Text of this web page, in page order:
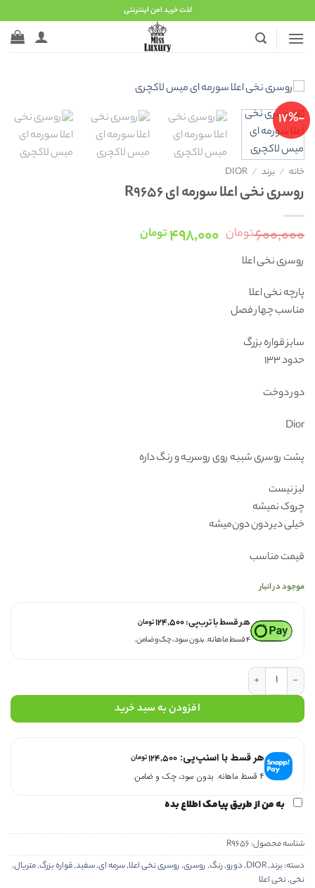
to
content
لذت خرید امن اینترنتی
-17%
خانه / برند /
DIOR
روسری نخی اعلا سورمه ای R9656
۶۰۰,۰۰۰تومان قیمت
۴۹۸,۰۰۰تومانقیمت
روسری نخی اعلا
پارچه نخی اعلا
مناسب چهار فصل
سایز قواره بزرگ
حدود ۱۳۳
دور دوخت
Dior
پشت روسری شبیه روی روسریه و رنگ داره
لیز نیست
چروک نمیشه
خیلی دیر دون دون‌میشه
قیمت مناسب
موجود در انبار
هر قسط با ترب‌پی:۱۲۴,۵۰۰تومان
۴ قسط ماهانه. بدون سود، چک و ضامن.
روسری نخی اعلا سورمه ای R9656 عدد
افزودن به سبد خرید
هر قسط با اسنپ‌پی: ۱۲۴,۵۰۰تومان
۴ قسط ماهانه. بدون سود، چک و ضامن.
به من از طریق پیامک اطلاع بده
شناسه محصول: R9656
دسته:برند,
DIOR
,دورو,رنگ,روسری,روسری نخی اعلا,سرمه ای,سفید,قواره بزرگ,متریال,
نخی,نخی اعلا